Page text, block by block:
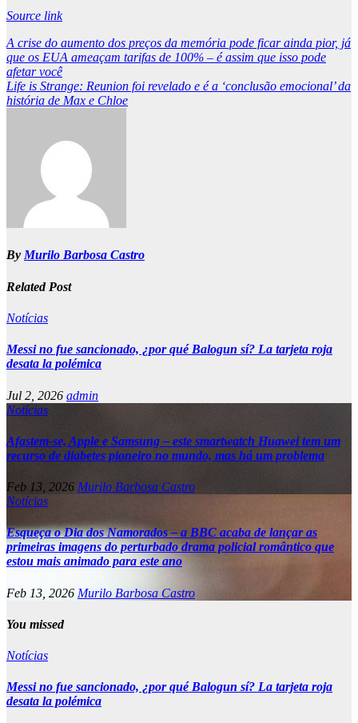
Source link
Post
navigation
A crise do aumento dos preços da memória pode ficar ainda pior, já
que os EUA ameaçam tarifas de 100% – é assim que isso pode
afetar você
Life is Strange: Reunion foi revelado e é a ‘conclusão emocional’ da
história de Max e Chloe
ByMurilo Barbosa Castro
Related Post
Notícias
Messi no fue sancionado, ¿por qué Balogun sí? La tarjeta roja
desata la polémica
Jul 2, 2026 admin
Notícias
Afastem-se, Apple e Samsung – este smartwatch Huawei tem um
recurso de diabetes pioneiro no mundo, mas há um problema
Feb 13, 2026 Murilo Barbosa Castro
Notícias
Esqueça o Dia dos Namorados – a BBC acaba de lançar as
primeiras imagens do perturbado drama policial romântico que
estou mais animado para este ano
Feb 13, 2026 Murilo Barbosa Castro
You missed
Notícias
Messi no fue sancionado, ¿por qué Balogun sí? La tarjeta roja
desata la polémica